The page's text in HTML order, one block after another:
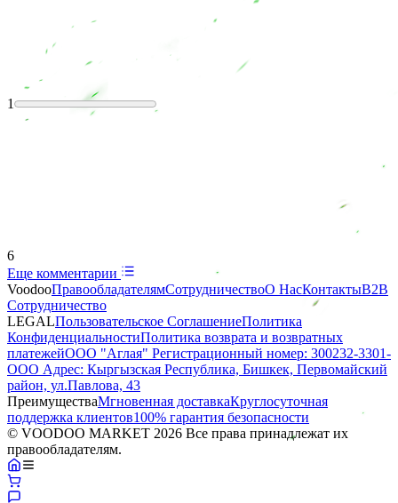
1
6
Еще комментарии
VoodooПравообладателямСотрудничествоО НасКонтактыB2B
Сотрудничество
LEGALПользовательское СоглашениеПолитика
КонфиденциальностиПолитика возврата и возвратных
платежейООО "Аглая" Регистрационный номер: 300232-3301-
ООО Адрес: Кыргызская Республика, Бишкек, Первомайский
район, ул.Павлова, 43
ПреимуществаМгновенная доставкаКруглосуточная
поддержка клиентов100% гарантия безопасности
© VOODOO MARKET 2026 Все права принадлежат их
правообладателям.